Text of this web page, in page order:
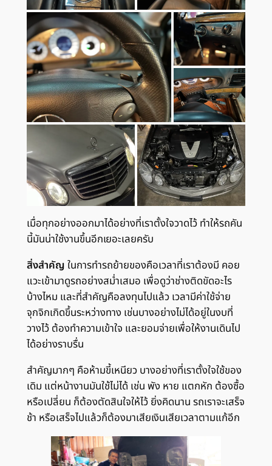
เมื่อทุกอย่างออกมาได้อย่างที่เราตั้งใจวาดไว้ ทำให้รถคัน
นี้มันน่าใช้งานขึ้นอีกเยอะเลยครับ
สิ่งสำคัญในการทำรถย้ายของคือเวลาที่เราต้องมี คอย
แวะเข้ามาดูรถอย่างสม่ำเสมอ เพื่อดูว่าช่างติดขัดอะไร
บ้างไหม และที่สำคัญคือลงทุนไปแล้ว เวลามีค่าใช้จ่าย
จุกจิกเกิดขึ้นระหว่างทาง เช่นบางอย่างไม่ได้อยู่ในงบที่
วางไว้ ต้องทำความเข้าใจ และยอมจ่ายเพื่อให้งานเดินไป
ได้อย่างราบรื่น
สำคัญมากๆ คือห้ามขี้เหนียว บางอย่างที่เราตั้งใจใช้ของ
เดิม แต่หน้างานมันใช้ไม่ได้ เช่น พัง หาย แตกหัก ต้องซื้อ
หรือเปลี่ยน ก็ต้องตัดสินใจให้ไว้ ยิ่งคิดนาน รถเราจะเสร็จ
ช้า หรือเสร็จไปแล้วก็ต้องมาเสียเงินเสียเวลาตามแก้อีก